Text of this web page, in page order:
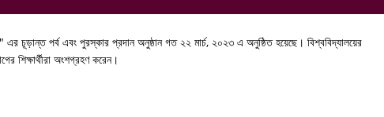
চূড়ান্ত পর্ব এবং পুরস্কার প্রদান অনুষ্ঠান গত ২২ মার্চ, ২০২৩ এ অনুষ্ঠিত হয়েছে। বিশ্ববিদ্যালয়ের
শিক্ষার্থীরা অংশগ্রহণ করেন।